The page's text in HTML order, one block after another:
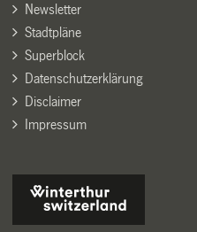
Newsletter
Stadtpläne
Superblock
Datenschutzerklärung
Disclaimer
Impressum